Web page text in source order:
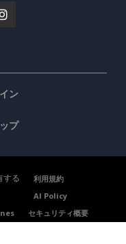
ン
プ
する
利用規約
AI Policy
セキュリティ概要